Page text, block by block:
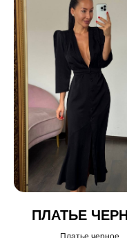
ПЛАТЬЕ